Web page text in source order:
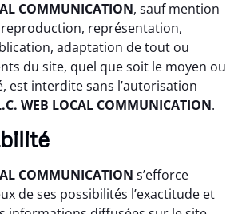
COMMUNICATION, sauf mention
représentation,
adaptation de tout ou
du site, quel que soit le moyen ou
est interdite sans l’autorisation
WEB LOCAL COMMUNICATION.
COMMUNICATION s’efforce
de ses possibilités l’exactitude et